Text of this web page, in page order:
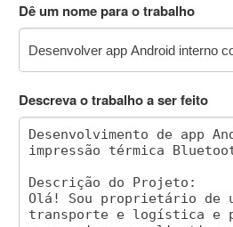
Dê um nome para o trabalho
Descreva o trabalho a ser feito